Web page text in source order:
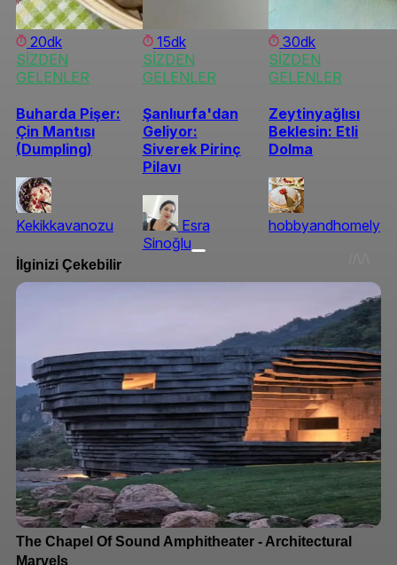
20dk
SİZDEN
GELENLER
Buharda Pişer:
Çin Mantısı
(Dumpling)
Kekikkavanozu
15dk
SİZDEN
GELENLER
Şanlıurfa'dan
Geliyor:
Siverek Pirinç
Pilavı
Esra
Sinoğlu
30dk
SİZDEN
GELENLER
Zeytinyağlısı
Beklesin: Etli
Dolma
hobbyandhomely